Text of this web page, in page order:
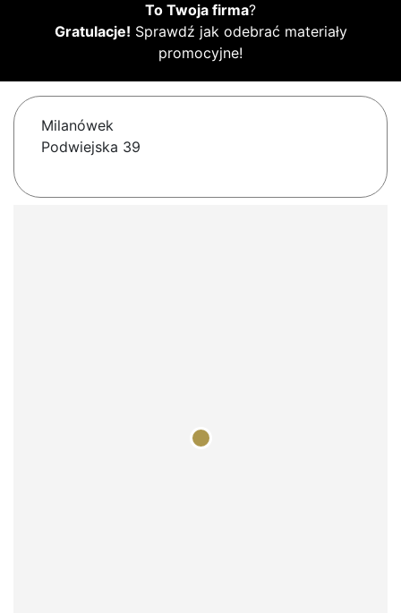
To Twoja firma?
Gratulacje! Sprawdź jak odebrać materiały
promocyjne!
Milanówek
Podwiejska 39